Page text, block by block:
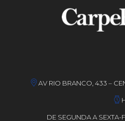
AV RIO BRANCO, 433 –
DE SEGUNDA A